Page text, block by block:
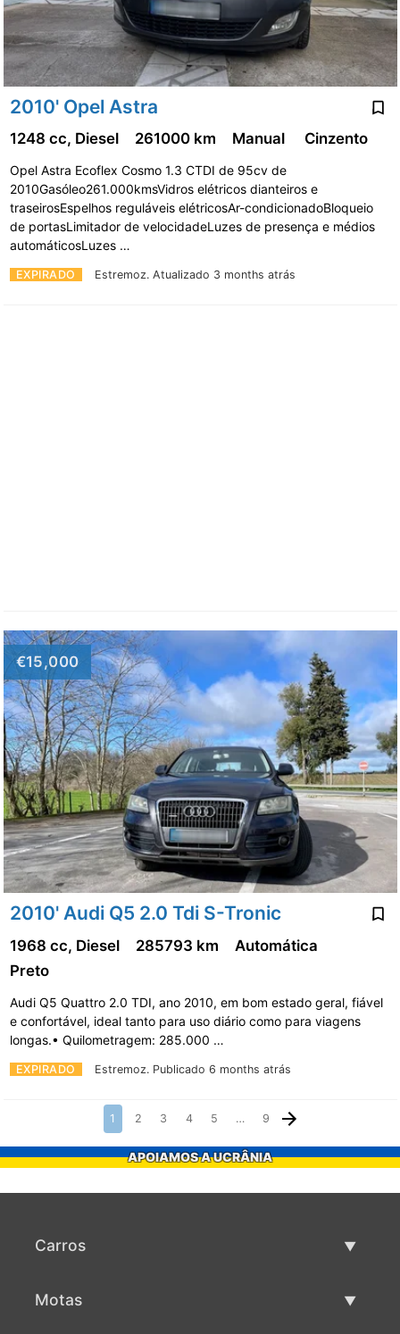
2010' Opel Astra
EXPIRADO Estremoz. Atualizado 3 months atrás
1248 cc, Diesel 261000 km Manual Cinzento
Opel Astra Ecoflex Cosmo 1.3 CTDI de 95cv de
2010Gasóleo261.000kmsVidros elétricos dianteiros e
traseirosEspelhos reguláveis elétricosAr-condicionadoBloqueio
de portasLimitador de velocidadeLuzes de presença e médios
automáticosLuzes …
€15,000
2010' Audi Q5 2.0 Tdi S-Tronic
EXPIRADO Estremoz. Publicado 6 months atrás
1968 cc, Diesel 285793 km
Automática
Preto
Audi Q5 Quattro 2.0 TDI, ano 2010, em bom estado geral, fiável
e confortável, ideal tanto para uso diário como para viagens
longas.• Quilometragem: 285.000 …
1 2 3 4 5 … 9
APOIAMOS A UCRÂNIA
Carros
Motas